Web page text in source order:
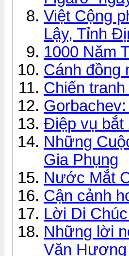
Việt Cộng
Lậy, Tỉnh
1000 Năm
Cánh đồng
Chiến
Điệp vụ bắt
Những
Gia Phụng
Nước Mắt
Cận cảnh
Lời Di
Những lời
Văn Hương